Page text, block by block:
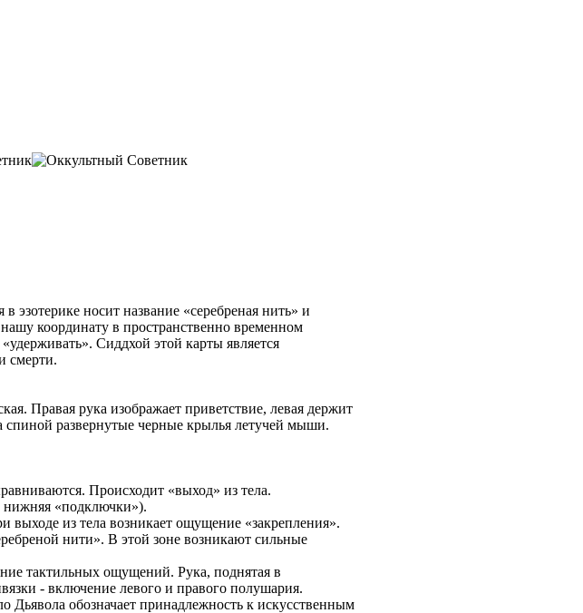
эзотерике носит название «серебреная нить» и
координату в пространственно временном
Сиддхой этой карты является
смерти.
Правая рука изображает приветствие, левая держит
спиной развернутые черные крылья летучей мыши.
Происходит «выход» из тела.
нижняя «подключки»).
выходе из тела возникает ощущение «закрепления».
нити». В этой зоне возникают сильные
тактильных ощущений. Рука, поднятая в
- включение левого и правого полушария.
Дьявола обозначает принадлежность к искусственным